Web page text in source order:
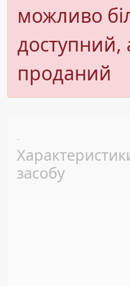
можливо
доступний,
проданий
-
засобу